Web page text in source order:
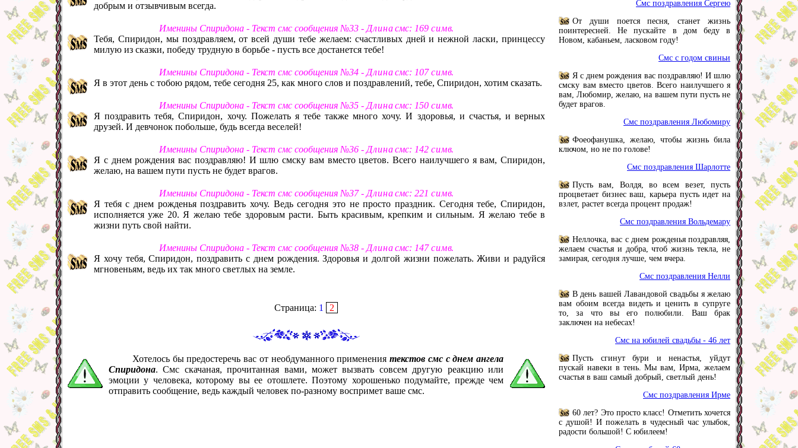
добрым и отзывчивым всегда.
Именины Спиридона - Текст смс сообщения №33 - Д л и н асмс: 169 с и м в.
Тебя, Спиридон, мы поздравляем, от всей души тебе желаем: счастливых дней и нежной ласки, принцессу
милую из сказки, победу трудную в борьбе - пусть все достанется тебе!
Именины Спиридона - Текст смс сообщения №34 - Д л и н асмс: 107с и м в.
Я в этот день с тобою рядом, тебе сегодня 25, как много слов и поздравлений, тебе, Спиридон, хотим сказать.
Именины Спиридона - Текст смс сообщения №35 - Д л и н асмс: 150 с и м в.
Я поздравить тебя, Спиридон, хочу. Пожелать я тебе также много хочу. И здоровья, и счастья, и верных
друзей. И девчонок побольше, будь всегда веселей!
Именины Спиридона - Текст смс сообщения №36 - Д л и н асмс: 142 с и м в.
Я с днем рождения вас поздравляю! И шлю смску вам вместо цветов. Всего наилучшего я вам, Спиридон,
желаю, на вашем пути пусть не будет врагов.
Именины Спиридона - Текст смс сообщения №37 - Д л и н асмс: 221 с и м в.
Я тебя с днем рожденья поздравить хочу. Ведь сегодня это не просто праздник. Сегодня тебе, Спиридон,
исполняется уже 20. Я желаю тебе здоровым расти. Быть красивым, крепким и сильным. Я желаю тебе в
жизни путь свой найти.
Именины Спиридона - Текст смс сообщения №38 - Д л и н асмс: 147с и м в.
Я хочу тебя, Спиридон, поздравить с днем рождения. Здоровья и долгой жизни пожелать. Живи и радуйся
мгновеньям, ведь их так много светлых на земле.
Страница: 1 2
Хотелось бы предостеречь вас от необдуманного применениятекстов смс с днем ангела
Спиридона. Смс скачаная, прочитанная вами, может вызвать совсем другую реакцию или
эмоции у человека, которому вы ее отошлете. Поэтому хорошенько подумайте, прежде чем
отправить сообщение, ведь каждый человек по-разному воспримет ваше смс.
Смс поздравления Сергею
От души поется песня, станет жизнь
поинтересней. Не пускайте в дом беду в
Новом, кабаньем, ласковом году!
Смс с годом свиньи
Я с днем рождения вас поздравляю! И шлю
смску вам вместо цветов. Всего наилучшего я
вам, Любомир, желаю, на вашем пути пусть не
будет врагов.
Смс поздравления Любомиру
Фоеофанушка, желаю, чтобы жизнь била
ключом, но не по голове!
Смс поздравления Шарлотте
Пусть вам, Волдя, во всем везет, пусть
процветает бизнес ваш, карьера пусть идет на
взлет, растет всегда процент продаж!
Смс поздравления Вольдемару
Неллочка, вас с днем рожденья поздравляя,
желаем счастья и добра, чтоб жизнь текла, не
замирая, сегодня лучше, чем вчера.
Смс поздравления Нелли
В день вашей Лавандовой свадьбы я желаю
вам обоим всегда видеть и ценить в супруге
то, за что вы его полюбили. Ваш брак
заключен на небесах!
Смс на юбилей свадьбы - 46 лет
Пусть сгинут бури и ненастья, уйдут
пускай навеки в тень. Мы вам, Ирма, желаем
счастья в ваш самый добрый, светлый день!
Смс поздравления Ирме
60 лет? Это просто класс! Отметить хочется
с душой! И пожелать в чудесный час улыбок,
радости большой! С юбилеем!